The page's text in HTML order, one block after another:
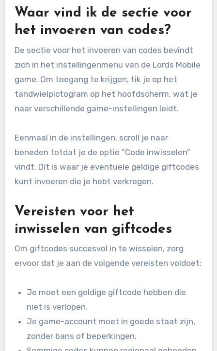
Waar vind ik de sectie voor
het invoeren van codes?
De sectie voor het invoeren van codes bevindt
zich in het instellingenmenu van de Lords Mobile
game. Om toegang te krijgen, tik je op het
tandwielpictogram op het hoofdscherm, wat je
naar verschillende game-instellingen leidt.
Eenmaal in de instellingen, scroll je naar
beneden totdat je de optie “Code inwisselen”
vindt. Dit is waar je eventuele geldige giftcodes
kunt invoeren die je hebt verkregen.
Vereisten voor het
inwisselen van giftcodes
Om giftcodes succesvol in te wisselen, zorg
ervoor dat je aan de volgende vereisten voldoet:
Je moet een geldige giftcode hebben die
niet is verlopen.
Je game-account moet in goede staat zijn,
zonder bans of beperkingen.